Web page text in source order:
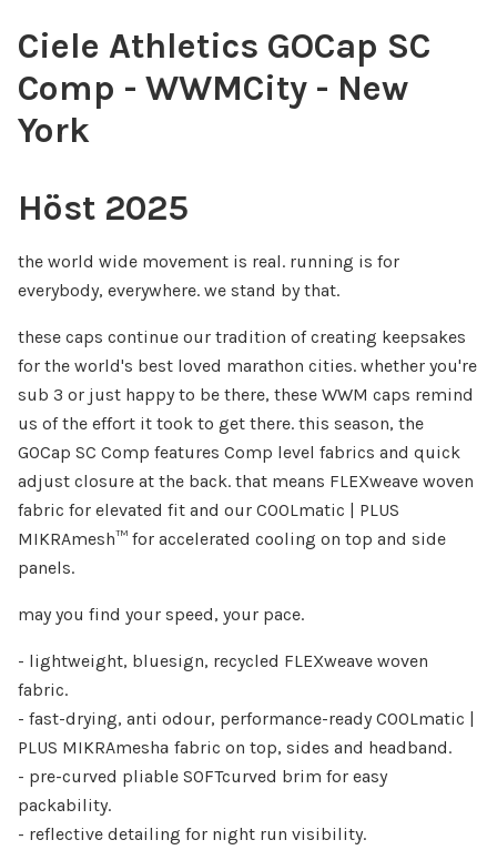
Ciele Athletics GOCap SC
Comp - WWMCity - New
York
Höst 2025
the world wide movement is real. running is for
everybody, everywhere. we stand by that.
these caps continue our tradition of creating keepsakes
for the world's best loved marathon cities. whether you're
sub 3 or just happy to be there, these WWM caps remind
us of the effort it took to get there. this season, the
GOCap SC Comp features Comp level fabrics and quick
adjust closure at the back. that means FLEXweave woven
fabric for elevated fit and our COOLmatic | PLUS
MIKRAmesh™ for accelerated cooling on top and side
panels.
may you find your speed, your pace.
- lightweight, bluesign, recycled FLEXweave woven
fabric.
- fast-drying, anti odour, performance-ready COOLmatic |
PLUS MIKRAmeshª fabric on top, sides and headband.
- pre-curved pliable SOFTcurved brim for easy
packability.
- reflective detailing for night run visibility.